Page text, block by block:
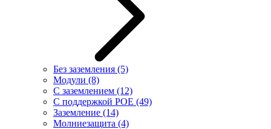
Без заземления (5)
Модули (8)
С заземлением (12)
С поддержкой POE (49)
Заземление (14)
Молниезащита (4)